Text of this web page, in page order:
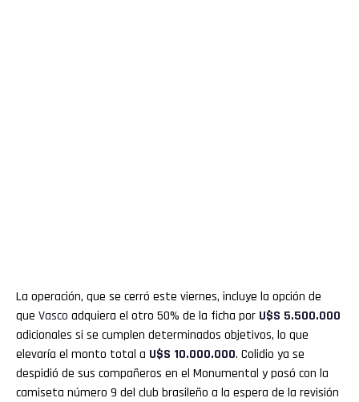
La operación, que se cerró este viernes, incluye la opción de
que Vasco adquiera el otro 50% de la ficha por U$S 5.500.000
adicionales si se cumplen determinados objetivos, lo que
elevaría el monto total a U$S 10.000.000. Colidio ya se
despidió de sus compañeros en el Monumental y posó con la
camiseta número 9 del club brasileño a la espera de la revisión